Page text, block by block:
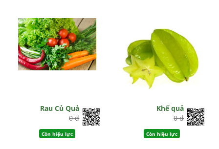
Rau Củ Quả
0 đ
Còn hiệu lực
Khế quả
0 đ
Còn hiệu lực